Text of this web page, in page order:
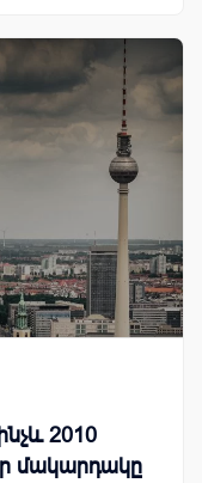
2010
մակարդակը